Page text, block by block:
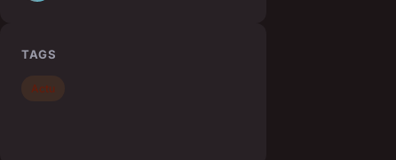
TAGS
Actu